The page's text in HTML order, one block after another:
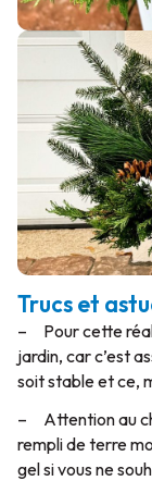
Trucs et
– Pour cette
jardin, car c’est
soit stable et ce,
– Attention au
rempli de terre
gel si vous ne